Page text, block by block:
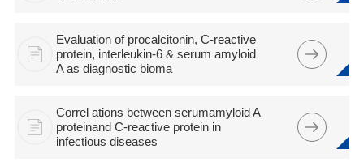
Evaluation of procalcitonin, C-reactive
protein, interleukin-6 & serum amyloid
A as diagnostic bioma
Correl ations between serumamyloid A
proteinand C-reactive protein in
infectious diseases